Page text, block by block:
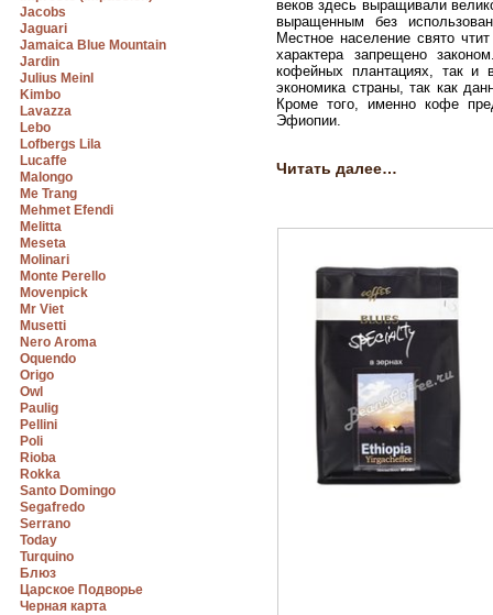
Jacobs
Jaguari
Jamaica Blue Mountain
Jardin
Julius Meinl
Kimbo
Lavazza
Lebo
Lofbergs Lila
Lucaffe
Malongo
Me Trang
Mehmet Efendi
Melitta
Meseta
Molinari
Monte Perello
Movenpick
Mr Viet
Musetti
Nero Aroma
Oquendo
Origo
Owl
Paulig
Pellini
Poli
Rioba
Rokka
Santo Domingo
Segafredo
Serrano
Today
Turquino
Блюз
Царское Подворье
Черная карта
веков здесь выращивали
выращенным без
Местное население свято
характера запрещено
кофейных плантациях, так
экономика страны, так как
Кроме того, именно кофе
Эфиопии.
Читать далее…